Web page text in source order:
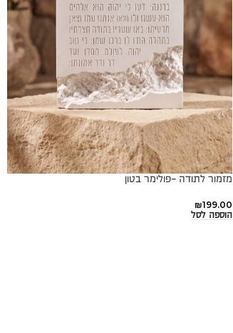
מזמור לתודה -פולימר בטון
₪199.00
הוספה לסל